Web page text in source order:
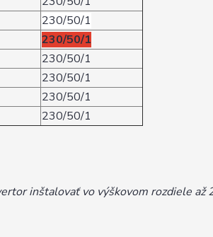
230/50/1
230/50/1
230/50/1
230/50/1
230/50/1
230/50/1
inštalovať vo výškovom rozdiele až